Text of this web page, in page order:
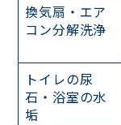
換気扇・エア
コン分解洗浄
トイレの尿
石・浴室の水
垢